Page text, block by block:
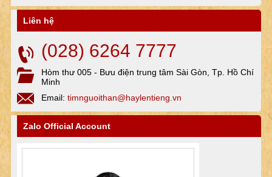
Liên hệ
(028) 6264 7777
Hòm thư 005 - Bưu điện trung tâm Sài Gòn, Tp. Hồ Chí
Minh
Email: timnguoithan@haylentieng.vn
Zalo Official Account